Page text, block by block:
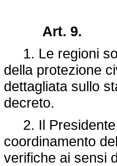
Art. 9.
1. Le regioni
della protezione
dettagliata sullo
decreto.
2. Il Presidente
coordinamento
verifiche ai sensi